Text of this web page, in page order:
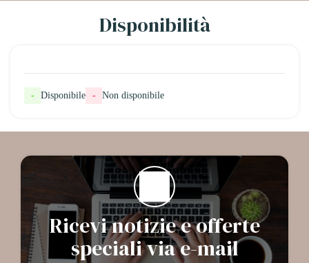
Disponibilità
- Disponibile - Non disponibile
Ricevi notizie e offerte
speciali via e-mail